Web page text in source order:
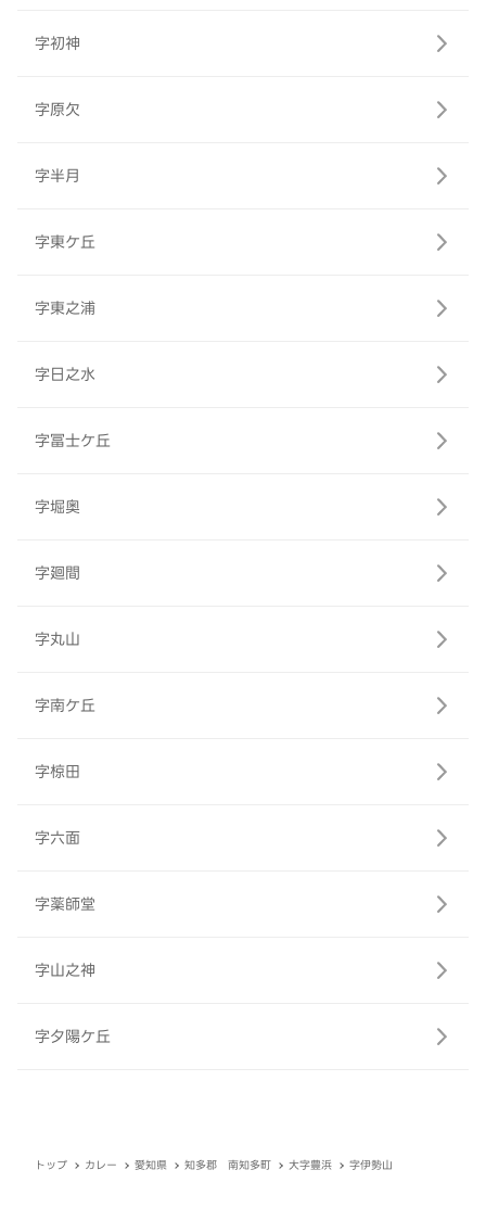
字初神
字原欠
字半月
字東ケ丘
字東之浦
字日之水
字冨士ケ丘
字堀奥
字廻間
字丸山
字南ケ丘
字椋田
字六面
字薬師堂
字山之神
字夕陽ケ丘
トップ カレー 愛知県 知多郡 南知多町 大字豊浜 字伊勢山